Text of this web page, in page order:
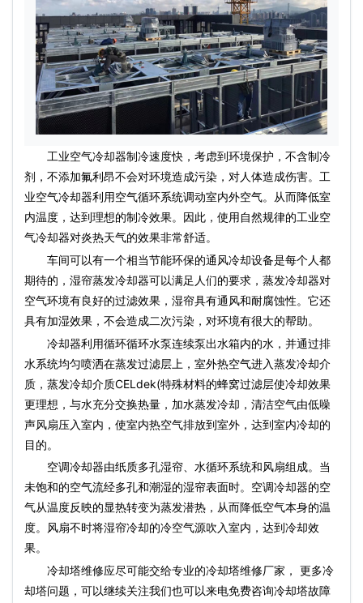
工业空气冷却器制冷速度快，考虑到环境保护，不含制冷
剂，不添加氟利昂不会对环境造成污染，对人体造成伤害。工
业空气冷却器利用空气循环系统调动室内外空气。从而降低室
内温度，达到理想的制冷效果。因此，使用自然规律的工业空
气冷却器对炎热天气的效果非常舒适。
车间可以有一个相当节能环保的通风冷却设备是每个人都
期待的，湿帘蒸发冷却器可以满足人们的要求，蒸发冷却器对
空气环境有良好的过滤效果，湿帘具有通风和耐腐蚀性。它还
具有加湿效果，不会造成二次污染，对环境有很大的帮助。
冷却器利用循环循环水泵连续泵出水箱内的水，并通过排
水系统均匀喷洒在蒸发过滤层上，室外热空气进入蒸发冷却介
质，蒸发冷却介质CELdek(特殊材料的蜂窝过滤层使冷却效果
更理想，与水充分交换热量，加水蒸发冷却，清洁空气由低噪
声风扇压入室内，使室内热空气排放到室外，达到室内冷却的
目的。
空调冷却器由纸质多孔湿帘、水循环系统和风扇组成。当
未饱和的空气流经多孔和潮湿的湿帘表面时。空调冷却器的空
气从温度反映的显热转变为蒸发潜热，从而降低空气本身的温
度。风扇不时将湿帘冷却的冷空气源吹入室内，达到冷却效
果。
冷却塔维修应尽可能交给专业的冷却塔维修厂家， 更多冷
却塔问题，可以继续关注我们也可以来电免费咨询冷却塔故障